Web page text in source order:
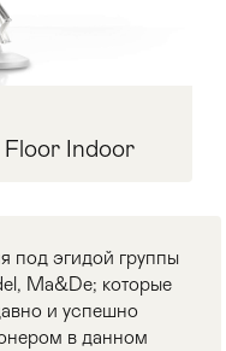
Indoor
под эгидой группы
Ma&De; которые
и успешно
в данном